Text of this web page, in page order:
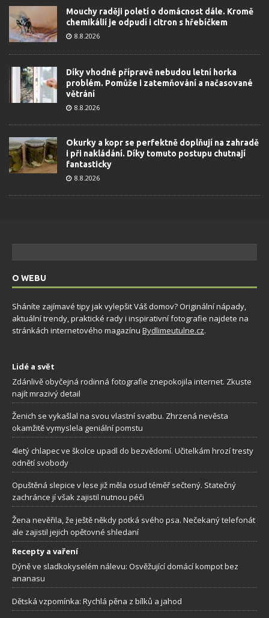
Mouchy raději poletí o domácnost dále. Kromě
chemikálií je odpudí i citron s hřebíčkem
8.8.2026
Díky vhodné přípravě nebudou letní horka
problém. Pomůže i zatemňování a načasované
větrání
8.8.2026
Okurky a kopr se perfektně doplňují na zahradě
i při nakládání. Díky tomuto postupu chutnají
fantasticky
8.8.2026
O WEBU
Sháníte zajímavé tipy jak vylepšit Váš domov? Originální nápady,
aktuální trendy, praktické rady i inspirativní fotografie najdete na
stránkách internetového magazínu Bydlimeutulne.cz.
Lidé a svět
Zdánlivě obyčejná rodinná fotografie znepokojila internet. Zkuste
najít mrazivý detail
Ženich se vykašlal na svou vlastní svatbu. Zhrzená nevěsta
okamžitě vymyslela geniální pomstu
4letý chlapec ve školce upadl do bezvědomí. Učitelkám hrozí tresty
odnětí svobody
Opuštěná slepice v lese již měla osud téměř sečtený. Statečný
zachránce jí však zajistil nutnou péči
Žena nevěřila, že ještě někdy potká svého psa. Nečekaný telefonát
ale zajistil jejich opětovné shledaní
Recepty a vaření
Dýně ve sladkokyselém nálevu: Osvěžující domácí kompot bez
ananasu
Dětská vzpomínka: Rychlá pěna z bílků a jahod